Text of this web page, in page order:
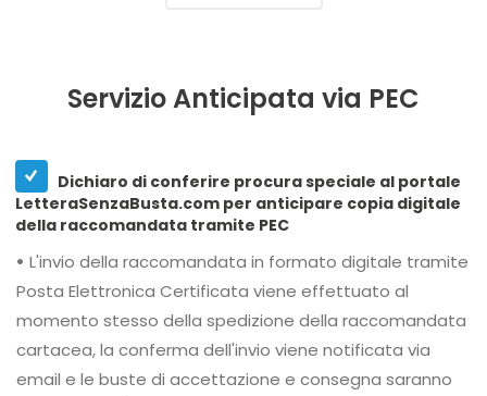
Servizio Anticipata via PEC
Dichiaro di conferire procura speciale al portale
LetteraSenzaBusta.com per anticipare copia digitale
della raccomandata tramite PEC
• L'invio della raccomandata in formato digitale tramite
Posta Elettronica Certificata viene effettuato al
momento stesso della spedizione della raccomandata
cartacea, la conferma dell'invio viene notificata via
email e le buste di accettazione e consegna saranno